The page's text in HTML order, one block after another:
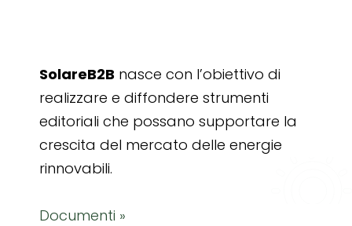
SolareB2B nasce con l’obiettivo di
realizzare e diffondere strumenti
editoriali che possano supportare la
crescita del mercato delle energie
rinnovabili.
Documenti »